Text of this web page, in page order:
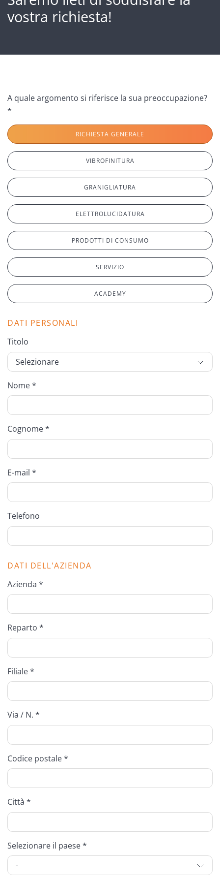
vostra richiesta!
A quale argomento si riferisce la sua preoccupazione?
*
RICHIESTA GENERALE
VIBROFINITURA
GRANIGLIATURA
ELETTROLUCIDATURA
PRODOTTI DI CONSUMO
SERVIZIO
ACADEMY
DATI PERSONALI
Titolo
Nome *
Cognome *
E-mail *
Telefono
DATI DELL'AZIENDA
Azienda *
Reparto *
Filiale *
Via / N. *
Codice postale *
Città *
Selezionare il paese *